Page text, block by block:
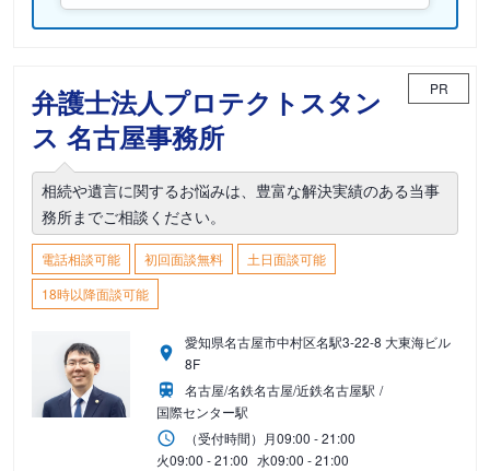
弁護士法人プロテクトスタン
ス 名古屋事務所
PR
相続や遺言に関するお悩みは、豊富な解決実績のある当事
務所までご相談ください。
電話相談可能 初回面談無料
土日面談可能
18時以降面談可能
愛知県名古屋市中村区名駅3-22-8 大東海ビル
8F
名古屋/名鉄名古屋/近鉄名古屋駅
国際センター駅
（受付時間） 月09:00 - 21:00
火09:00 - 21:00 水09:00 - 21:00